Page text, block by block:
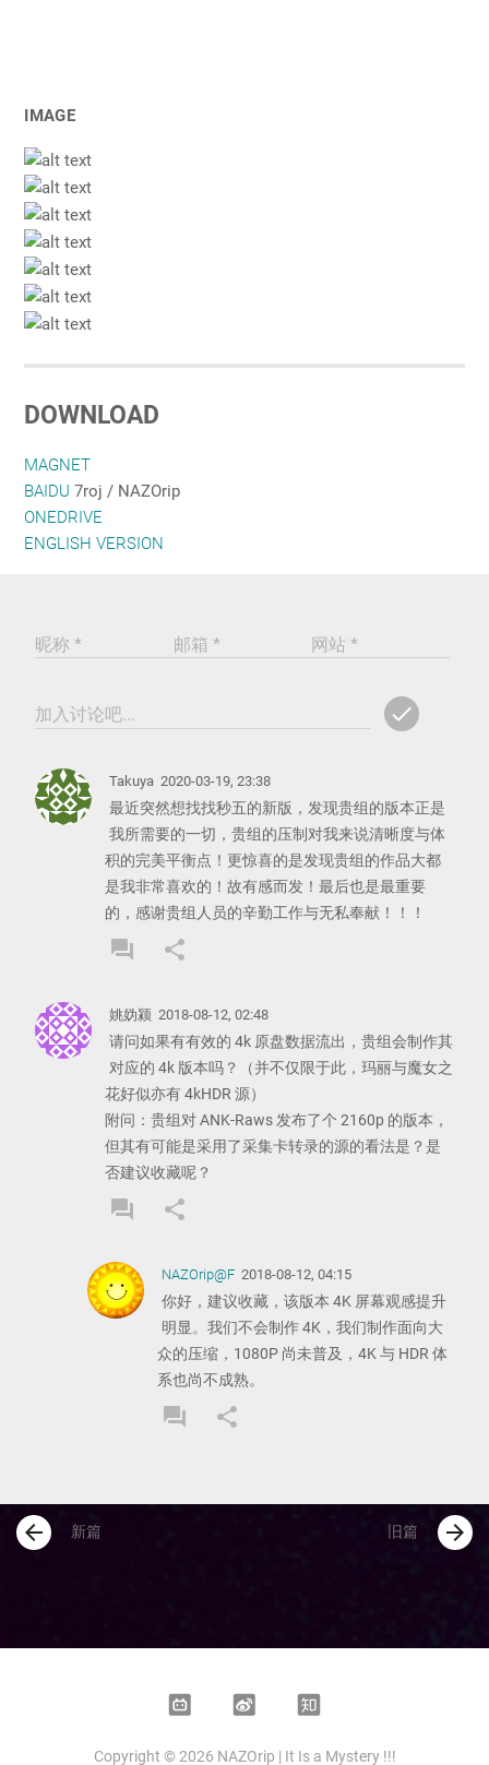
IMAGE
DOWNLOAD
MAGNET
BAIDU 7roj / NAZOrip
ONEDRIVE
ENGLISH VERSION
昵称 * 邮箱 * 网站 *
加入讨论吧... checkADD
Takuya 2020-03-19, 23:38
最近突然想找找秒五的新版，发现贵组的版本正是
我所需要的一切，贵组的压制对我来说清晰度与体
积的完美平衡点！更惊喜的是发现贵组的作品大都
是我非常喜欢的！故有感而发！最后也是最重要
的，感谢贵组人员的辛勤工作与无私奉献！！！
forumREPLY
shareSHARE
姚妫颍 2018-08-12, 02:48
请问如果有有效的 4k 原盘数据流出，贵组会制作其
对应的 4k 版本吗？（并不仅限于此，玛丽与魔女之
花好似亦有 4kHDR 源）
附问：贵组对 ANK-Raws 发布了个 2160p 的版本，
但其有可能是采用了采集卡转录的源的看法是？是
否建议收藏呢？
forumREPLY
shareSHARE
NAZOrip@F 2018-08-12, 04:15
你好，建议收藏，该版本 4K 屏幕观感提升
明显。我们不会制作 4K，我们制作面向大
众的压缩，1080P 尚未普及，4K 与 HDR 体
系也尚不成熟。
forumREPLY
shareSHARE
arrow_back 新篇 旧篇 arrow_forward
Bilibili Weibo Zhihu
Copyright © 2026 NAZOrip | It Is a Mystery !!!